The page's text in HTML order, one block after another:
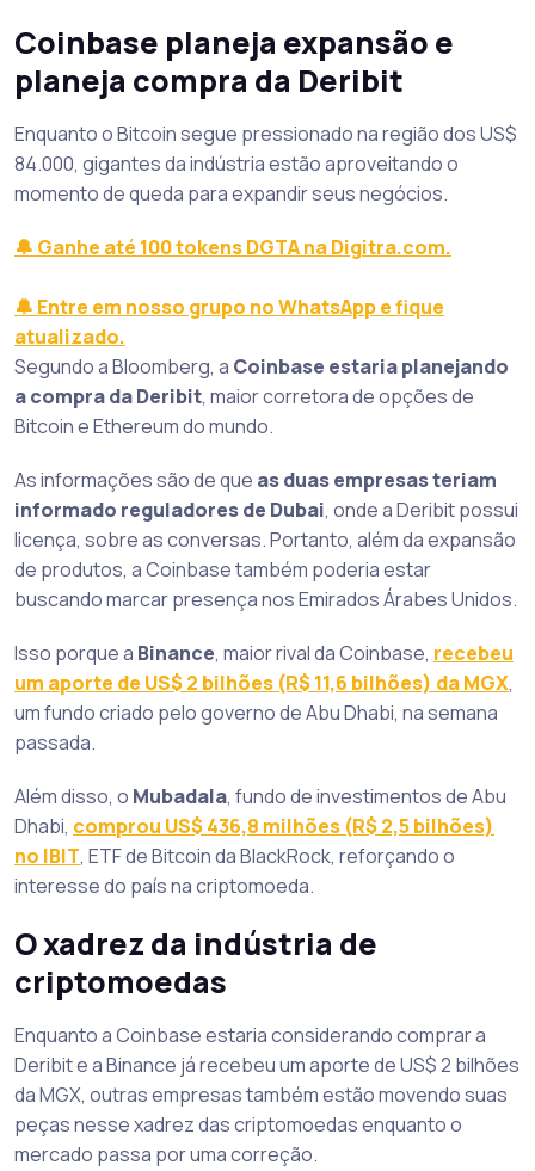
Coinbase planeja expansão e
planeja compra da Deribit
Enquanto o Bitcoin segue pressionado na região dos US$
84.000, gigantes da indústria estão aproveitando o
momento de queda para expandir seus negócios.
🔔 Ganhe até 100 tokens DGTA na Digitra.com.
🔔 Entre em nosso grupo no WhatsApp e fique
atualizado.
Segundo a Bloomberg, a Coinbase estaria planejando
a compra da Deribit, maior corretora de opções de
Bitcoin e Ethereum do mundo.
As informações são de que as duas empresas teriam
informado reguladores de Dubai, onde a Deribit possui
licença, sobre as conversas. Portanto, além da expansão
de produtos, a Coinbase também poderia estar
buscando marcar presença nos Emirados Árabes Unidos.
Isso porque a Binance, maior rival da Coinbase, recebeu
um aporte de US$ 2 bilhões (R$ 11,6 bilhões) da MGX,
um fundo criado pelo governo de Abu Dhabi, na semana
passada.
Além disso, o Mubadala, fundo de investimentos de Abu
Dhabi, comprou US$ 436,8 milhões (R$ 2,5 bilhões)
no IBIT, ETF de Bitcoin da BlackRock, reforçando o
interesse do país na criptomoeda.
O xadrez da indústria de
criptomoedas
Enquanto a Coinbase estaria considerando comprar a
Deribit e a Binance já recebeu um aporte de US$ 2 bilhões
da MGX, outras empresas também estão movendo suas
peças nesse xadrez das criptomoedas enquanto o
mercado passa por uma correção.